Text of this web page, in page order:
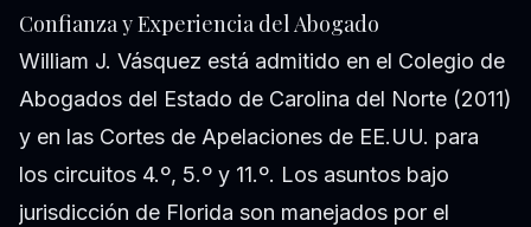
Confianza y Experiencia del Abogado
William J. Vásquez está admitido en el Colegio de
Abogados del Estado de Carolina del Norte (2011)
y en las Cortes de Apelaciones de EE.UU. para
los circuitos 4.º, 5.º y 11.º. Los asuntos bajo
jurisdicción de Florida son manejados por el